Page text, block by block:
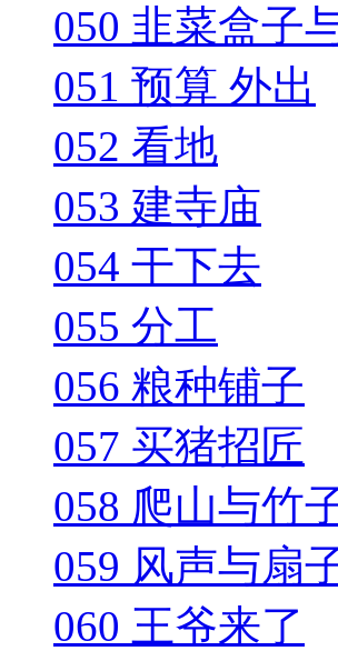
050 韭菜盒子
051 预算 外出
052 看地
053 建寺庙
054 干下去
055 分工
056 粮种铺子
057 买猪招匠
058 爬山与竹
059 风声与扇
060 王爷来了